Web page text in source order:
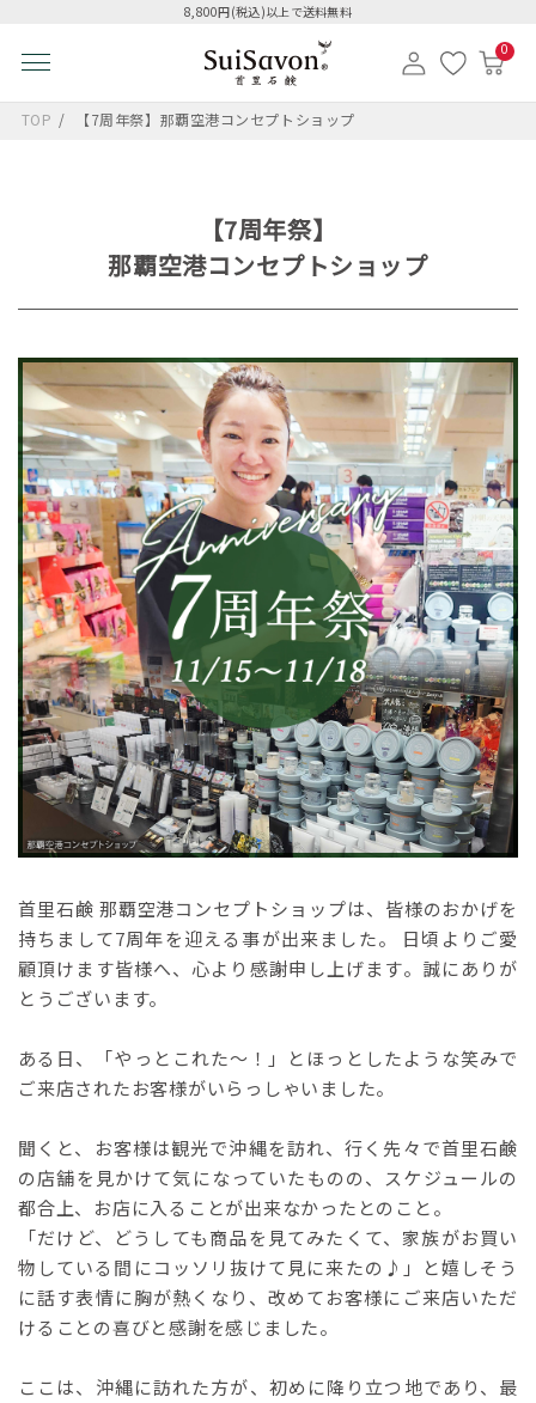
8,800円(税込)以上で送料無料
0
TOP 【7周年祭】那覇空港コンセプトショップ
【7周年祭】
那覇空港コンセプトショップ
首里石鹸 那覇空港コンセプトショップは、皆様のおかげを
持ちまして7周年を迎える事が出来ました。 日頃よりご愛
顧頂けます皆様へ、心より感謝申し上げます。誠にありが
とうございます。
ある日、「やっとこれた～！」とほっとしたような笑みで
ご来店されたお客様がいらっしゃいました。
聞くと、お客様は観光で沖縄を訪れ、行く先々で首里石鹸
の店舗を見かけて気になっていたものの、スケジュールの
都合上、お店に入ることが出来なかったとのこと。
「だけど、どうしても商品を見てみたくて、家族がお買い
物している間にコッソリ抜けて見に来たの♪」と嬉しそう
に話す表情に胸が熱くなり、改めてお客様にご来店いただ
けることの喜びと感謝を感じました。
ここは、沖縄に訪れた方が、初めに降り立つ地であり、最